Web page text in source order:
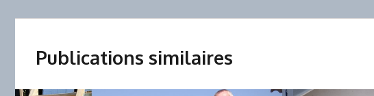
Publications similaires